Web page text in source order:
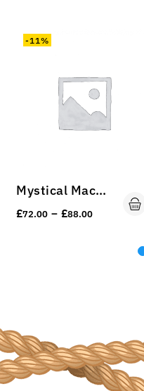
-11%
Mystical Machu Picchu
£72.00 – £88.00